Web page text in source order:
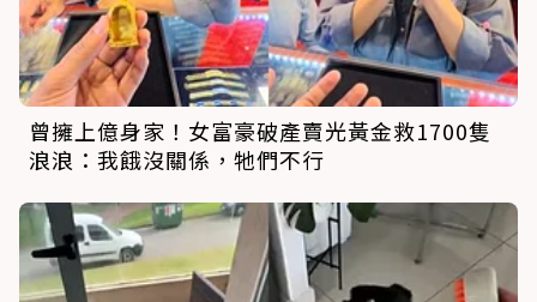
曾擁上億身家！女富豪破產賣光黃金救1700隻
浪浪：我餓沒關係，牠們不行